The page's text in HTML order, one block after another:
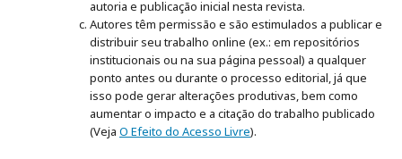
autoria e publicação inicial nesta revista.
Autores têm permissão e são estimulados a publicar e
distribuir seu trabalho online (ex.: em repositórios
institucionais ou na sua página pessoal) a qualquer
ponto antes ou durante o processo editorial, já que
isso pode gerar alterações produtivas, bem como
aumentar o impacto e a citação do trabalho publicado
(Veja O Efeito do Acesso Livre).